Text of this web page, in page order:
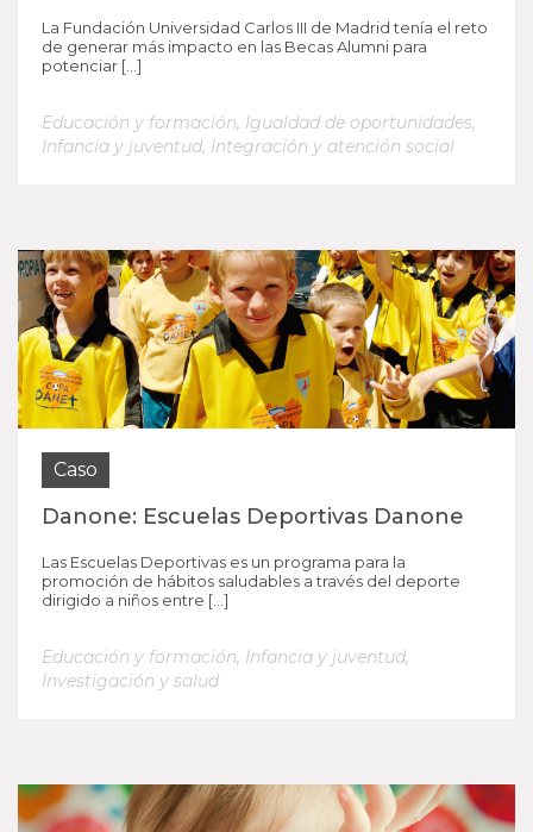
La Fundación Universidad Carlos III de Madrid tenía el reto
de generar más impacto en las Becas Alumni para
potenciar […]
Educación y formación, Igualdad de oportunidades,
Infancia y juventud, Integración y atención social
Caso
Danone: Escuelas Deportivas Danone
Las Escuelas Deportivas es un programa para la
promoción de hábitos saludables a través del deporte
dirigido a niños entre […]
Educación y formación, Infancia y juventud,
Investigación y salud